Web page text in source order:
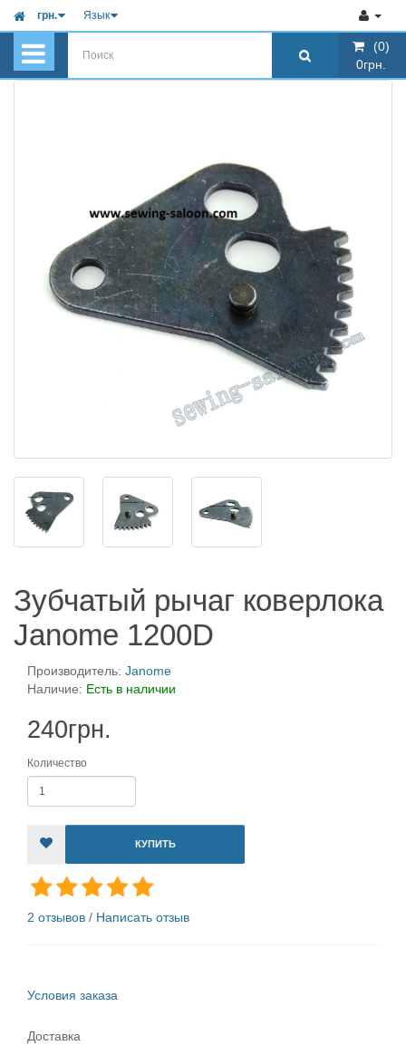
грн. Язык
(0)
0грн.
Зубчатый рычаг коверлока
Janome 1200D
Производитель: Janome
Наличие: Есть в наличии
240грн.
Количество
КУПИТЬ
2 отзывов / Написать отзыв
Условия заказа
Доставка